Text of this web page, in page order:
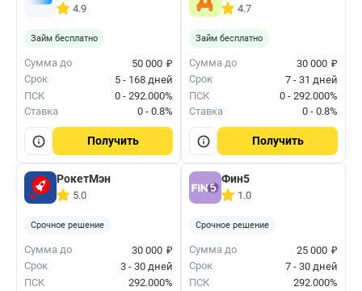
4.9
Займ бесплатно
Сумма до 50 000 ₽
Срок
5 - 168 дней
ПСК
0 - 292.000%
Ставка
0 - 0.8%
Получить
4.7
Займ бесплатно
Сумма до 30 000 ₽
Срок
7 - 31 дней
ПСК
0 - 292.000%
Ставка
0 - 0.8%
Получить
РокетМэн
5.0
Срочное решение
Сумма до 30 000 ₽
Срок
3 - 30 дней
ПСК
292.000%
Фин5
1.0
Срочное решение
Сумма до 25 000 ₽
Срок
7 - 30 дней
ПСК
292.000%